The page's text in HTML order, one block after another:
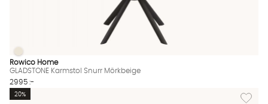
GLADSTONE Karmstol Snurr Mörkbeige Finns även i dessa
GLADSTONE Karmstol Snurr Mörkbeige
Rowico Home
GLADSTONE Karmstol Snurr Mörkbeige
2995 :-
Lägg
20%